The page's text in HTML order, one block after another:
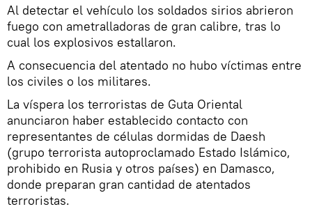
Al detectar el vehículo los soldados sirios abrieron
fuego con ametralladoras de gran calibre, tras lo
cual los explosivos estallaron.
A consecuencia del atentado no hubo víctimas entre
los civiles o los militares.
La víspera los terroristas de Guta Oriental
anunciaron haber establecido contacto con
representantes de células dormidas de Daesh
(grupo terrorista autoproclamado Estado Islámico,
prohibido en Rusia y otros países) en Damasco,
donde preparan gran cantidad de atentados
terroristas.